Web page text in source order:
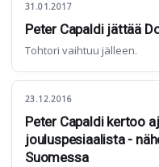
31.01.2017
Peter Capaldi jättää
Tohtori vaihtuu jälleen.
23.12.2016
Peter Capaldi kertoo
jouluspesiaalista -
Suomessa